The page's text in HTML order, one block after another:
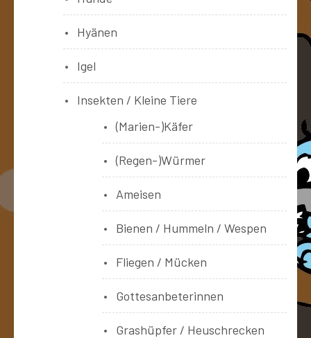
Hyänen
Igel
Insekten / Kleine Tiere
(Marien-)Käfer
(Regen-)Würmer
Ameisen
Bienen / Hummeln / Wespen
Fliegen / Mücken
Gottesanbeterinnen
Grashüpfer / Heuschrecken